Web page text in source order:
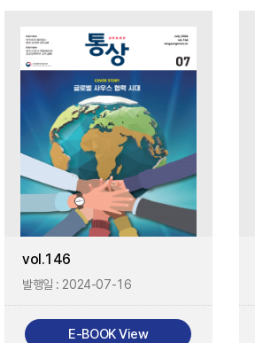
vol.146
발행일 : 2024-07-16
E-BOOK View